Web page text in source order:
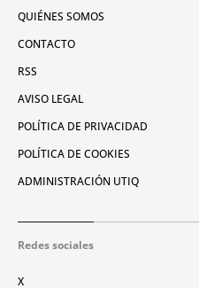
QUIÉNES SOMOS
CONTACTO
RSS
AVISO LEGAL
POLÍTICA DE PRIVACIDAD
POLÍTICA DE COOKIES
ADMINISTRACIÓN UTIQ
Redes sociales
X